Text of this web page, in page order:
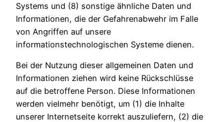
Systems und (8) sonstige ähnliche Daten und
Informationen, die der Gefahrenabwehr im Falle
von Angriffen auf unsere
informationstechnologischen Systeme dienen.
Bei der Nutzung dieser allgemeinen Daten und
Informationen ziehen wird keine Rückschlüsse
auf die betroffene Person. Diese Informationen
werden vielmehr benötigt, um (1) die Inhalte
unserer Internetseite korrekt auszuliefern, (2) die